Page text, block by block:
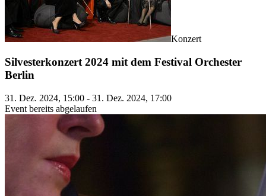
Konzert
Silvesterkonzert 2024 mit dem Festival Orchester
Berlin
31. Dez. 2024, 15:00 - 31. Dez. 2024, 17:00
Event bereits abgelaufen